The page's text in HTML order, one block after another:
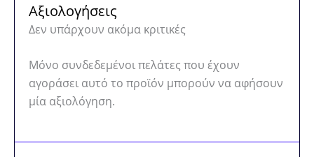
Αξιολογήσεις
Δεν υπάρχουν ακόμα κριτικές
Μόνο συνδεδεμένοι πελάτες που έχουν
αγοράσει αυτό το προϊόν μπορούν να αφήσουν
μία αξιολόγηση.